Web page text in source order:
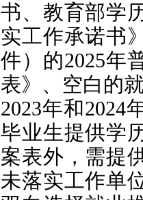
书、教育部学
实工作承诺书
件）的2025年
表》、空白的
2023年和2024
毕业生提供学
案表外，需提
未落实工作单